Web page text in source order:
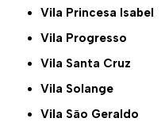
Vila Princesa Isabel
Vila Progresso
Vila Santa Cruz
Vila Solange
Vila São Geraldo